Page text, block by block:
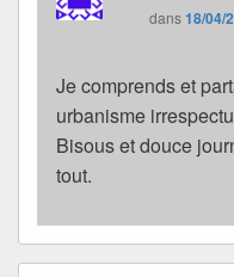
dans18/04/
Je comprends et
urbanisme
Bisous et douce
tout.